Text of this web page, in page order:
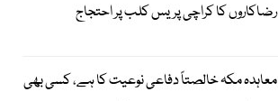
رضاکاروں کا کراچی پریس کلب پر احتجاج
معاہدہ مکہ خالصتاً دفاعی نوعیت کا ہے، کسی بھی